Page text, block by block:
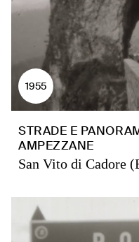
1955
STRADE E
AMPEZZANE
San Vito di Cadore